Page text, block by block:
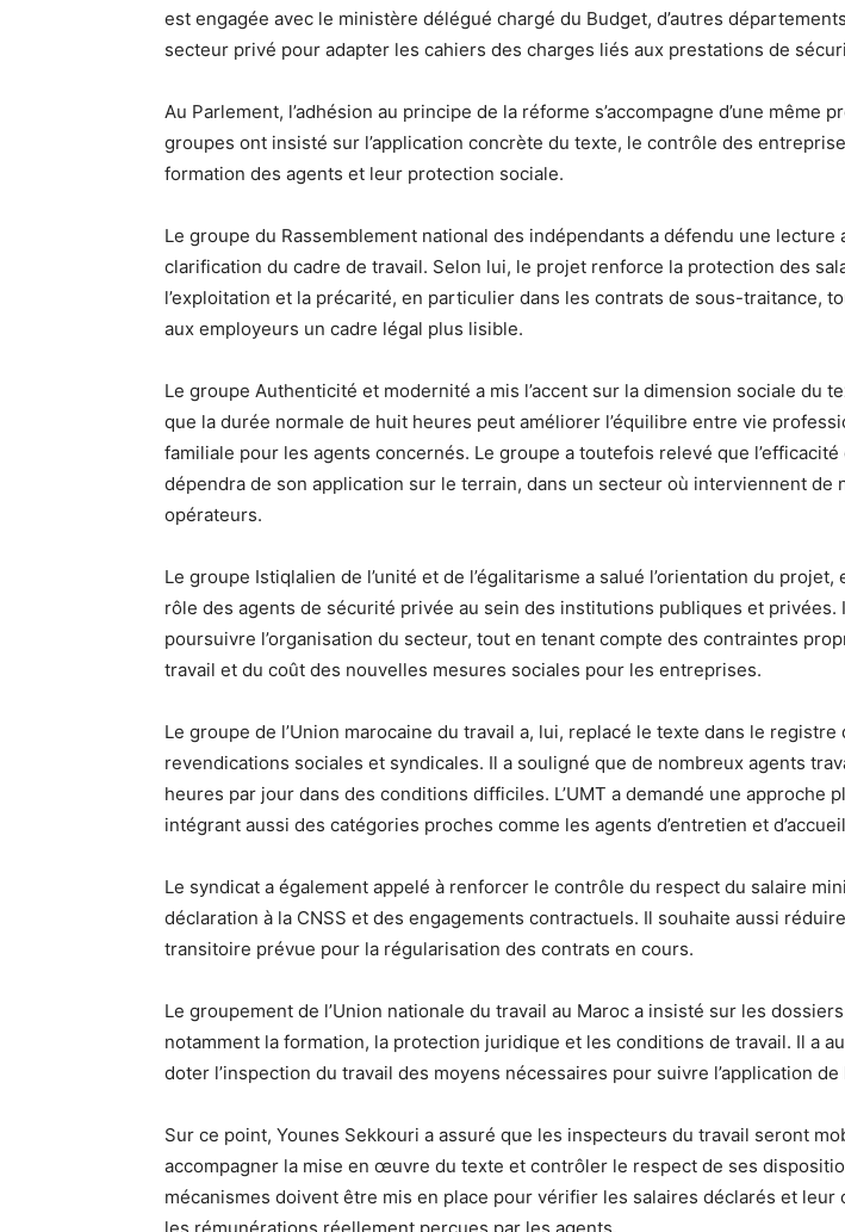
est engagée avec le ministère délégué chargé du Budget, d’autres
secteur privé pour adapter les cahiers des charges liés aux prestations de
Au Parlement, l’adhésion au principe de la réforme s’accompagne d’une même
groupes ont insisté sur l’application concrète du texte, le contrôle des
formation des agents et leur protection sociale.
Le groupe du Rassemblement national des indépendants a défendu une lecture
clarification du cadre de travail. Selon lui, le projet renforce la protection des
l’exploitation et la précarité, en particulier dans les contrats de sous-traitance,
aux employeurs un cadre légal plus lisible.
Le groupe Authenticité et modernité a mis l’accent sur la dimension sociale du
que la durée normale de huit heures peut améliorer l’équilibre entre vie
familiale pour les agents concernés. Le groupe a toutefois relevé que
dépendra de son application sur le terrain, dans un secteur où interviennent de
opérateurs.
Le groupe Istiqlalien de l’unité et de l’égalitarisme a salué l’orientation du projet,
rôle des agents de sécurité privée au sein des institutions publiques et privées.
poursuivre l’organisation du secteur, tout en tenant compte des contraintes
travail et du coût des nouvelles mesures sociales pour les entreprises.
Le groupe de l’Union marocaine du travail a, lui, replacé le texte dans le registre
revendications sociales et syndicales. Il a souligné que de nombreux agents
heures par jour dans des conditions difficiles. L’UMT a demandé une approche
intégrant aussi des catégories proches comme les agents d’entretien et
Le syndicat a également appelé à renforcer le contrôle du respect du salaire
déclaration à la CNSS et des engagements contractuels. Il souhaite aussi
transitoire prévue pour la régularisation des contrats en cours.
Le groupement de l’Union nationale du travail au Maroc a insisté sur les
notamment la formation, la protection juridique et les conditions de travail. Il a
doter l’inspection du travail des moyens nécessaires pour suivre l’application de
Sur ce point, Younes Sekkouri a assuré que les inspecteurs du travail seront
accompagner la mise en œuvre du texte et contrôler le respect de ses
mécanismes doivent être mis en place pour vérifier les salaires déclarés et leur